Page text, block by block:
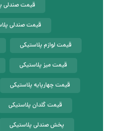
قیمت صندلی
قیمت صندلی
قیمت لوازم پلاستیکی
قیمت میز پلاستیکی
قیمت چهارپایه پلاستیکی
قیمت گلدان پلاستیکی
پخش صندلی پلاستیکی